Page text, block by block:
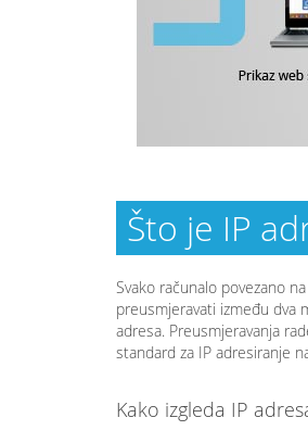
Što je IP
Svako računalo povezano
preusmjeravati između dva
adresa. Preusmjeravanja
standard za IP adresiranje
Kako izgleda IP